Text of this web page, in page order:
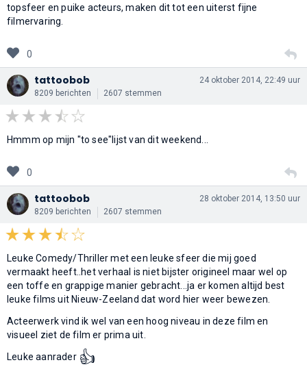
topsfeer en puike acteurs, maken dit tot een uiterst fijne
filmervaring.
0
tattoobob
8209 berichten 2607 stemmen
24 oktober 2014, 22:49 uur
Hmmm op mijn "to see"lijst van dit weekend...
0
tattoobob
8209 berichten 2607 stemmen
28 oktober 2014, 13:50 uur
Leuke Comedy/Thriller met een leuke sfeer die mij goed
vermaakt heeft..het verhaal is niet bijster origineel maar wel op
een toffe en grappige manier gebracht...ja er komen altijd best
leuke films uit Nieuw-Zeeland dat word hier weer bewezen.
Acteerwerk vind ik wel van een hoog niveau in deze film en
visueel ziet de film er prima uit.
Leuke aanrader 👍